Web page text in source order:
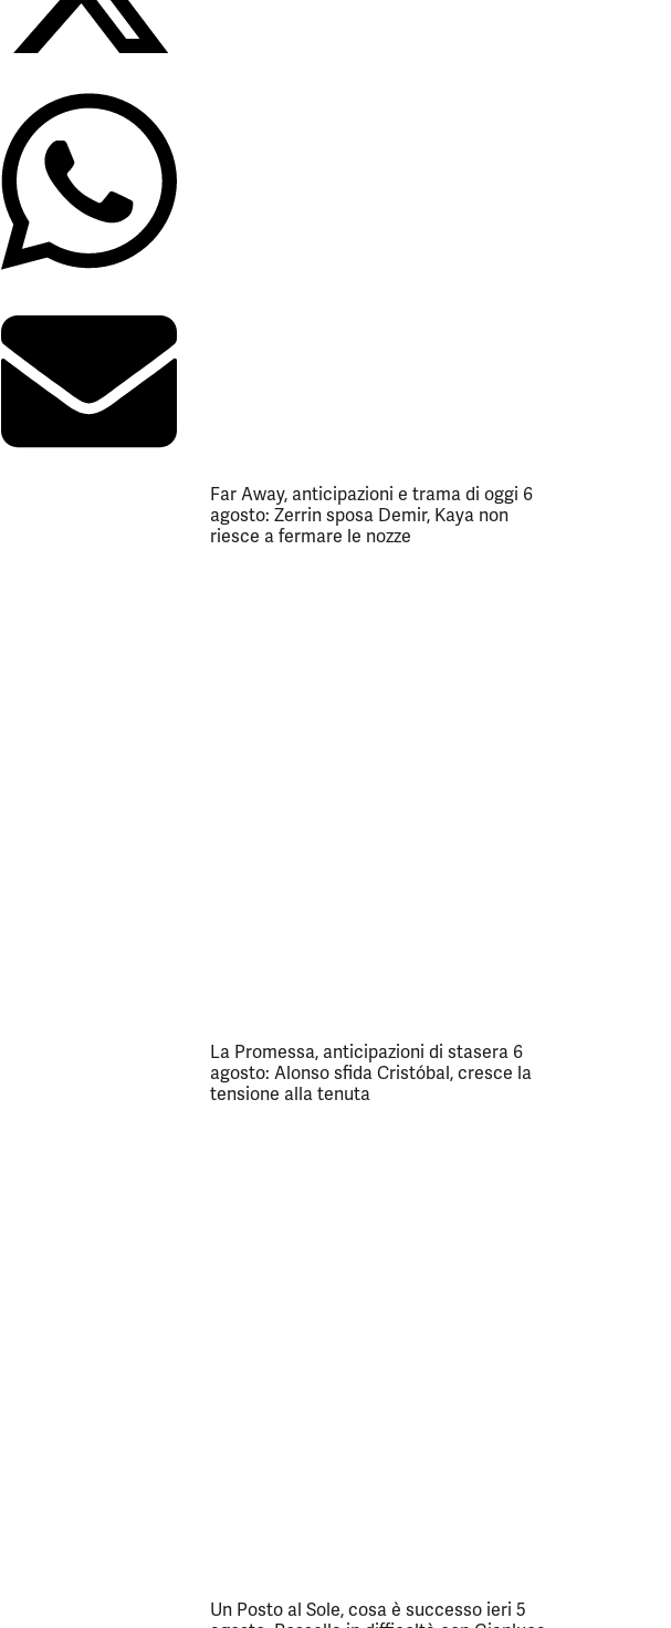
Far Away, anticipazioni e trama di oggi 6
agosto: Zerrin sposa Demir, Kaya non
riesce a fermare le nozze
La Promessa, anticipazioni di stasera 6
agosto: Alonso sfida Cristóbal, cresce la
tensione alla tenuta
Un Posto al Sole, cosa è successo ieri 5